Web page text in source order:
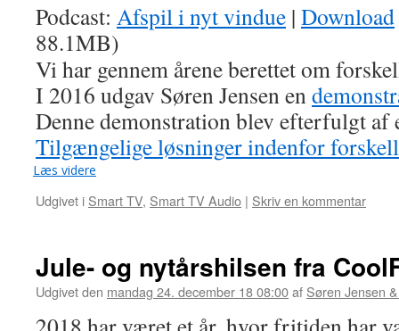
Podcast: Afspil i nyt vindue | Download
88.1MB)
Vi har gennem årene berettet om
I 2016 udgav Søren Jensen en
Denne demonstration blev efterfulgt
Tilgængelige løsninger indenfor
Læs videre
Udgivet i Smart TV, Smart TV Audio | Skriv en kommentar
Jule- og nytårshilsen fra
Udgivet den mandag 24. december 18 08:00af Søren Jensen